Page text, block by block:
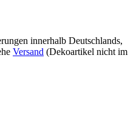
innerhalb Deutschlands,
Versand (Dekoartikel nicht im